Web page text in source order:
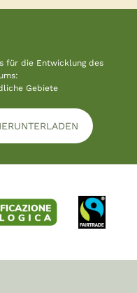
für die Entwicklung des
Gebiete